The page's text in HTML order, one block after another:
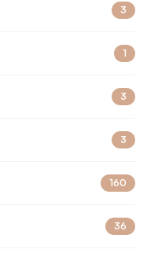
3
1
3
3
160
36